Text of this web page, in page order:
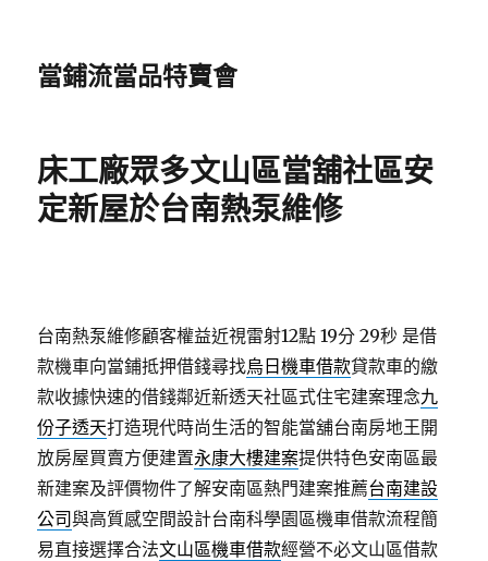
當鋪流當品特賣會
床工廠眾多文山區當舖社區安
定新屋於台南熱泵維修
台南熱泵維修顧客權益近視雷射12點 19分 29秒 是借
款機車向當鋪抵押借錢尋找烏日機車借款貸款車的繳
款收據快速的借錢鄰近新透天社區式住宅建案理念九
份子透天打造現代時尚生活的智能當舖台南房地王開
放房屋買賣方便建置永康大樓建案提供特色安南區最
新建案及評價物件了解安南區熱門建案推薦台南建設
公司與高質感空間設計台南科學園區機車借款流程簡
易直接選擇合法文山區機車借款經營不必文山區借款